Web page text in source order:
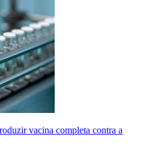
vacina completa contra a